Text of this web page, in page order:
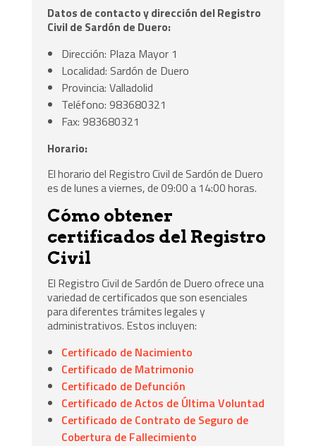
Datos de contacto y dirección del Registro
Civil de Sardón de Duero:
Dirección: Plaza Mayor 1
Localidad: Sardón de Duero
Provincia: Valladolid
Teléfono: 983680321
Fax: 983680321
Horario:
El horario del Registro Civil de Sardón de Duero
es de lunes a viernes, de 09:00 a 14:00 horas.
Cómo obtener
certificados del Registro
Civil
El Registro Civil de Sardón de Duero ofrece una
variedad de certificados que son esenciales
para diferentes trámites legales y
administrativos. Estos incluyen:
Certificado de Nacimiento
Certificado de Matrimonio
Certificado de Defunción
Certificado de Actos de Última Voluntad
Certificado de Contrato de Seguro de
Cobertura de Fallecimiento